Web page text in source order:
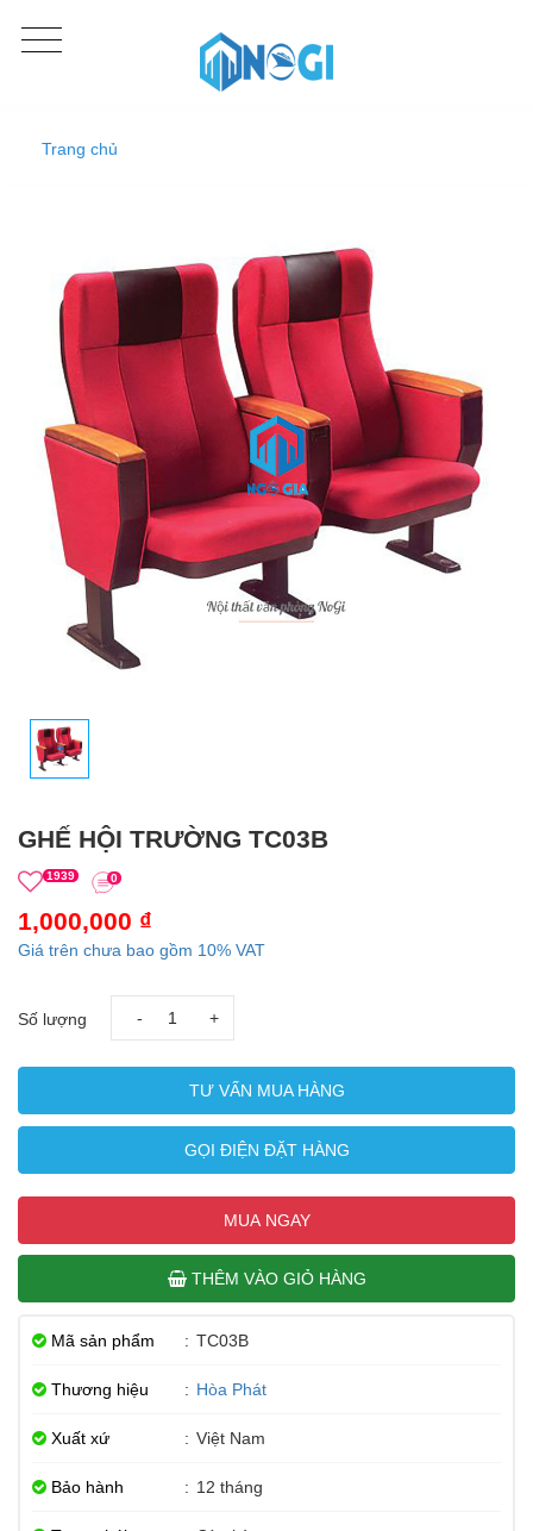
Trang chủ
GHẾ HỘI TRƯỜNG TC03B
1939 0
1,000,000 ₫
Giá trên chưa bao gồm 10% VAT
Số lượng - +
TƯ VẤN MUA HÀNG
GỌI ĐIỆN ĐẶT HÀNG
MUA NGAY
THÊM VÀO GIỎ HÀNG
Mã sản phẩm : TC03B
Thương hiệu : Hòa Phát
Xuất xứ : Việt Nam
Bảo hành : 12 tháng